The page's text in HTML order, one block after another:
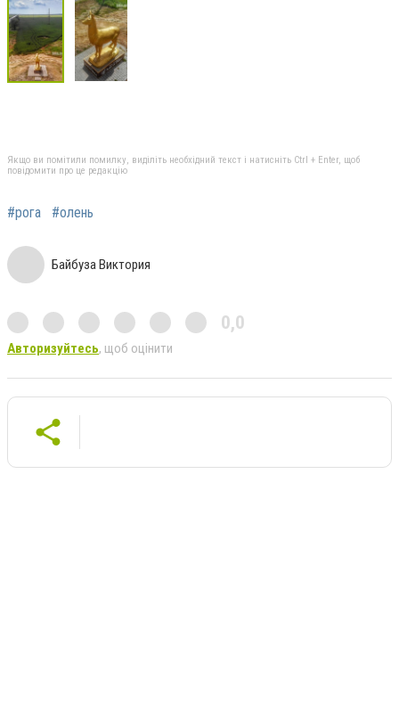
Якщо ви помітили помилку, виділіть необхідний текст і натисніть Ctrl + Enter, щоб
повідомити про це редакцію
#рога #олень
Байбуза Виктория
0,0
Авторизуйтесь, щоб оцінити